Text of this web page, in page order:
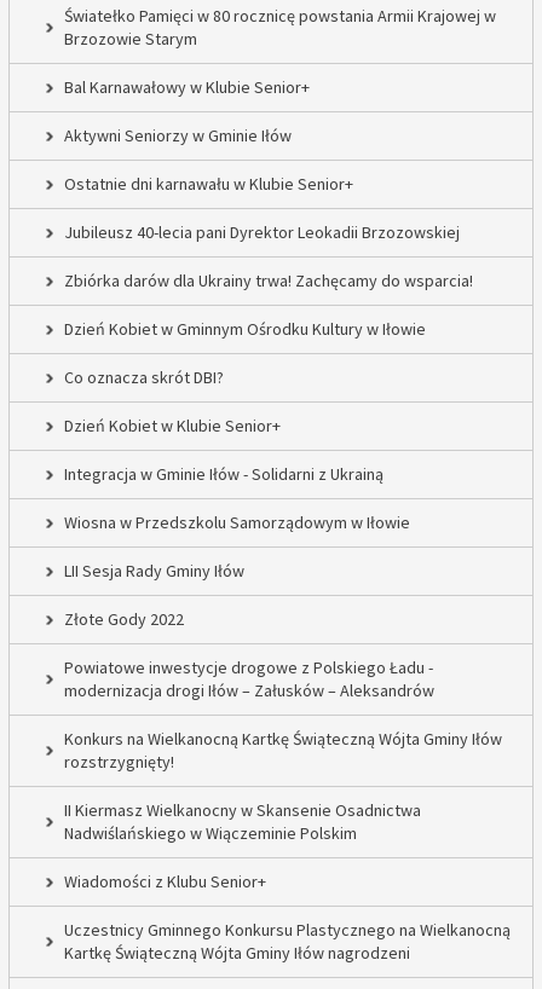
Światełko Pamięci w 80 rocznicę powstania Armii Krajowej w
Brzozowie Starym
Bal Karnawałowy w Klubie Senior+
Aktywni Seniorzy w Gminie Iłów
Ostatnie dni karnawału w Klubie Senior+
Jubileusz 40-lecia pani Dyrektor Leokadii Brzozowskiej
Zbiórka darów dla Ukrainy trwa! Zachęcamy do wsparcia!
Dzień Kobiet w Gminnym Ośrodku Kultury w Iłowie
Co oznacza skrót DBI?
Dzień Kobiet w Klubie Senior+
Integracja w Gminie Iłów - Solidarni z Ukrainą
Wiosna w Przedszkolu Samorządowym w Iłowie
LII Sesja Rady Gminy Iłów
Złote Gody 2022
Powiatowe inwestycje drogowe z Polskiego Ładu -
modernizacja drogi Iłów – Załusków – Aleksandrów
Konkurs na Wielkanocną Kartkę Świąteczną Wójta Gminy Iłów
rozstrzygnięty!
II Kiermasz Wielkanocny w Skansenie Osadnictwa
Nadwiślańskiego w Wiączeminie Polskim
Wiadomości z Klubu Senior+
Uczestnicy Gminnego Konkursu Plastycznego na Wielkanocną
Kartkę Świąteczną Wójta Gminy Iłów nagrodzeni